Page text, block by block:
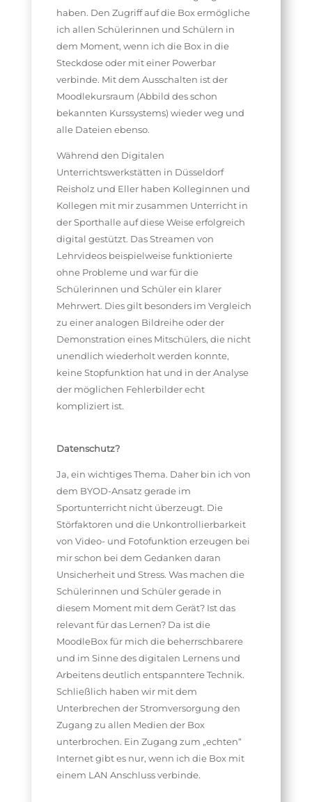
haben. Den Zugriff auf die Box ermögliche
ich allen Schülerinnen und Schülern in
dem Moment, wenn ich die Box in die
Steckdose oder mit einer Powerbar
verbinde. Mit dem Ausschalten ist der
Moodlekursraum (Abbild des schon
bekannten Kurssystems) wieder weg und
alle Dateien ebenso.
Während den Digitalen
Unterrichtswerkstätten in Düsseldorf
Reisholz und Eller haben Kolleginnen und
Kollegen mit mir zusammen Unterricht in
der Sporthalle auf diese Weise erfolgreich
digital gestützt. Das Streamen von
Lehrvideos beispielweise funktionierte
ohne Probleme und war für die
Schülerinnen und Schüler ein klarer
Mehrwert. Dies gilt besonders im Vergleich
zu einer analogen Bildreihe oder der
Demonstration eines Mitschülers, die nicht
unendlich wiederholt werden konnte,
keine Stopfunktion hat und in der Analyse
der möglichen Fehlerbilder echt
kompliziert ist.
Datenschutz?
Ja, ein wichtiges Thema. Daher bin ich von
dem BYOD-Ansatz gerade im
Sportunterricht nicht überzeugt. Die
Störfaktoren und die Unkontrollierbarkeit
von Video- und Fotofunktion erzeugen bei
mir schon bei dem Gedanken daran
Unsicherheit und Stress. Was machen die
Schülerinnen und Schüler gerade in
diesem Moment mit dem Gerät? Ist das
relevant für das Lernen? Da ist die
MoodleBox für mich die beherrschbarere
und im Sinne des digitalen Lernens und
Arbeitens deutlich entspanntere Technik.
Schließlich haben wir mit dem
Unterbrechen der Stromversorgung den
Zugang zu allen Medien der Box
unterbrochen. Ein Zugang zum „echten“
Internet gibt es nur, wenn ich die Box mit
einem LAN Anschluss verbinde.